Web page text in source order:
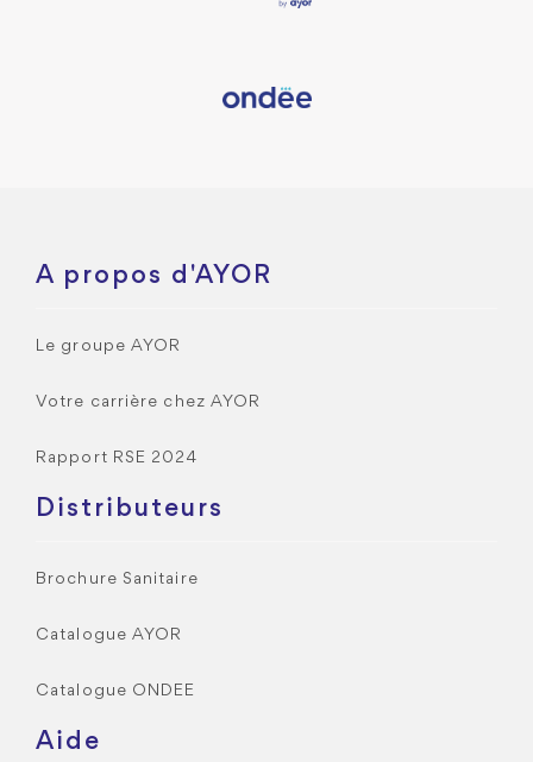
A propos d'AYOR
Le groupe AYOR
Votre carrière chez AYOR
Rapport RSE 2024
Distributeurs
Brochure Sanitaire
Catalogue AYOR
Catalogue ONDEE
Aide